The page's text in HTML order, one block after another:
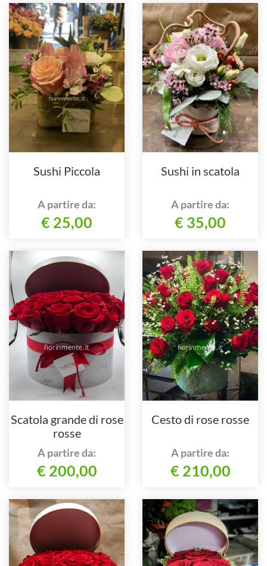
Sushi Piccola
A partire da:
€ 25,00
Sushi in scatola
A partire da:
€ 35,00
Scatola grande di rose
rosse
A partire da:
€ 200,00
Cesto di rose rosse
A partire da:
€ 210,00